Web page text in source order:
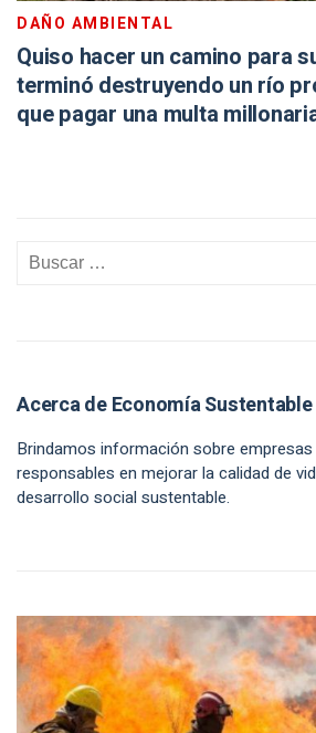
DAÑO AMBIENTAL
Quiso hacer un camino para
terminó destruyendo un río
que pagar una multa
Acerca de Economía Sustentable
Brindamos información sobre
responsables en mejorar la calidad de
desarrollo social sustentable.